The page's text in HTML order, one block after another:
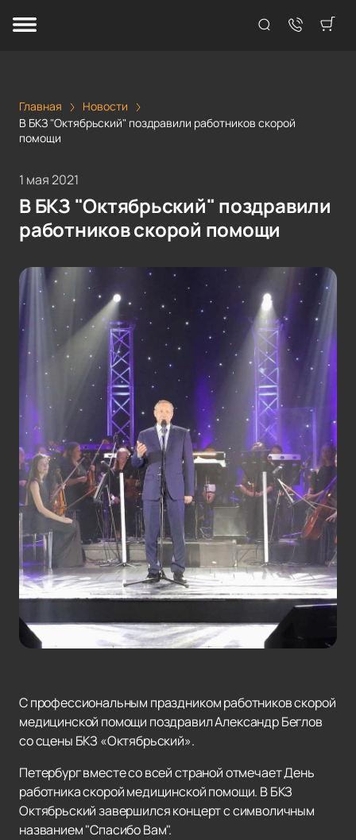
Главная
Новости
В БКЗ "Октябрьский" поздравили работников скорой
помощи
1 мая 2021
В БКЗ "Октябрьский" поздравили
работников скорой помощи
С профессиональным праздником работников скорой
медицинской помощи поздравил Александр Беглов
со сцены БКЗ «Октябрьский».
Петербург вместе со всей страной отмечает День
работника скорой медицинской помощи. В БКЗ
Октябрьский завершился концерт с символичным
названием "Спасибо Вам".